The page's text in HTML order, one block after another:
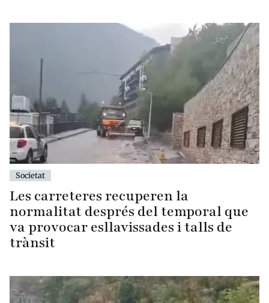
Societat
Les carreteres recuperen la
normalitat després del temporal que
va provocar esllavissades i talls de
trànsit